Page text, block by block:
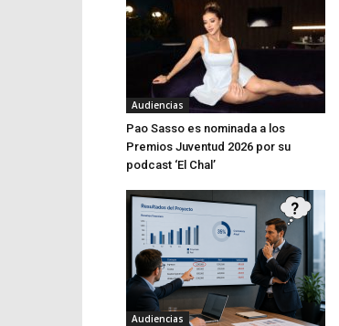
Audiencias
Pao Sasso es nominada a los
Premios Juventud 2026 por su
podcast ‘El Chal’
Audiencias